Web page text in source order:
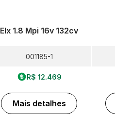
Elx 1.8 Mpi 16v 132cv
001185-1
R$ 12.469
Mais detalhes